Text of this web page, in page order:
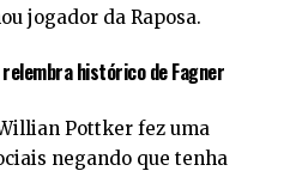
jogador da Raposa.
histórico de Fagner
Pottker fez uma
negando que tenha